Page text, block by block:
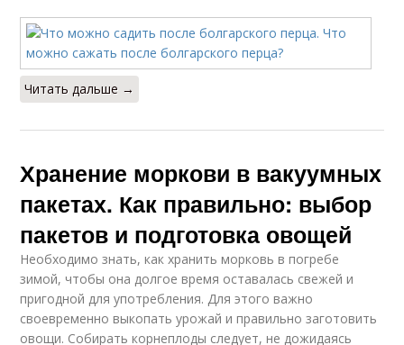
Читать дальше →
Хранение моркови в вакуумных
пакетах. Как правильно: выбор
пакетов и подготовка овощей
Необходимо знать, как хранить морковь в погребе
зимой, чтобы она долгое время оставалась свежей и
пригодной для употребления. Для этого важно
своевременно выкопать урожай и правильно заготовить
овощи. Собирать корнеплоды следует, не дожидаясь